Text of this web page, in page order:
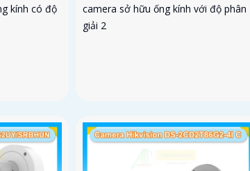
kính có độ
camera sở hữu ống kính với độ phân
giải 2